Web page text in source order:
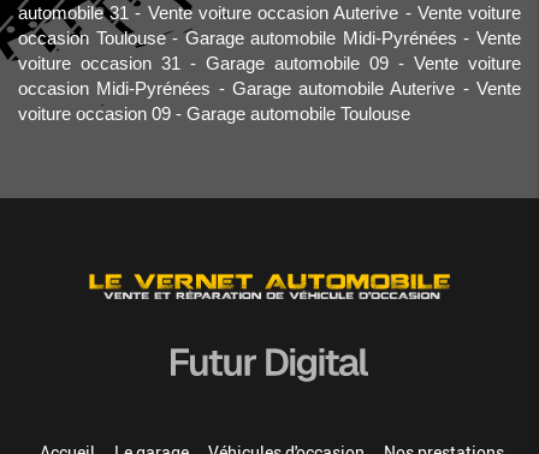
automobile 31
Vente voiture occasion Auterive
Vente voiture
occasion Toulouse
Garage automobile Midi-Pyrénées
Vente
voiture occasion 31
Garage automobile 09
Vente voiture
occasion Midi-Pyrénées
Garage automobile Auterive
Vente
voiture occasion 09
Garage automobile Toulouse